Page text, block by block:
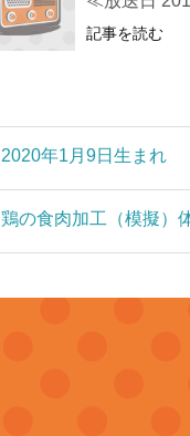
記事を読む
2020年1月9日生まれ
鶏の食肉加工（模擬）